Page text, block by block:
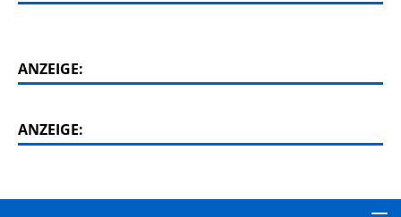
ANZEIGE:
ANZEIGE: